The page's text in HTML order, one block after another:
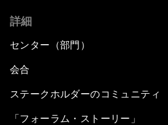
詳細
センター（部門）
会合
ステークホルダーのコミュニティ
「フォーラム・ストーリー」